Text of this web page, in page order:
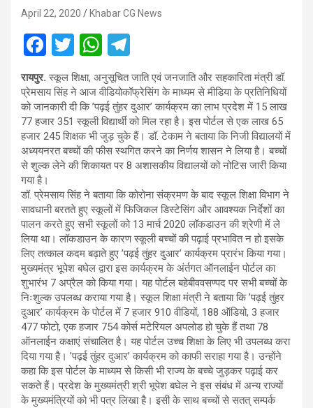
April 22, 2020 Khabar CG News
F
a
ce
b
o
o
k
T
wi
tt
er
W
h
at
s
A
p
el
e
gr
a
m
रायपुर. स्कूल शिक्षा, अनुसूचित जाति एवं जनजाति और सहकारिता मंत्री डॉ.
प्रेमसाय सिंह ने आज वीडियोकॉफ्रेसिंग के माध्यम से मीडिया के प्रतिनिधियों
को जानकारी दी कि ’पढ़ई तुंहर दुआर’ कार्यक्रम का लाभ प्रदेश में 15 लाख
77 हजार 351 स्कूली विद्यार्थी को मिल रहा है। इस पोर्टल से एक लाख 65
हजार 245 शिक्षक भी जुड़ चुके हैं। डॉ. टेकाम ने बताया कि निजी विद्यालयों में
अध्ययनरत बच्चों की फीस स्थगित करने का निर्णय शासन ने लिया है। बच्चों
से शुल्क लेने की शिकायत पर 8 अशासकीय विद्यालयों को नोटिस जारी किया
गया है।
डॉ. प्रेमसाय सिंह ने बताया कि कोरोना संक्रमण के बाद स्कूल शिक्षा विभाग ने
सावधानी बरतते हुए स्कूलों में फिजिकल डिस्टेसिंग और आवश्यक निर्देशों का
पालन करते हुए सभी स्कूलों को 13 मार्च 2020 लॉकडाउन की श्रेणी में ले
लिया था। लॉकडाउन के कारण स्कूली बच्चों की पढ़ाई प्रभावित न हो इसके
लिए तत्काल कदम बढ़ाते हुए ’पढ़ई तुंहर दुआर’ कार्यक्रम प्रारंभ किया गया।
मुख्यमंत्र भूपेश बघेल द्वारा इस कार्यक्रम के अंर्तगत ऑनलाईन पोर्टल का
शुभारंभ 7 अप्रैल को किया गया। यह पोर्टल बहेबीववसण्पद पर सभी बच्चों के
निःशुल्क उपलब्ध कराया गया है। स्कूल शिक्षा मंत्री ने बताया कि ’पढ़ई तुंहर
दुआर’ कार्यक्रम के पोर्टल में 7 हजार 910 वीडियों, 188 ऑडियो, 3 हजार
477 फोटो, एक हजार 754 कोर्स मटेरियल अपलोड हो चुके हैं तथा 78
ऑनलाईन कक्षाएं संचालित है। यह पोर्टल उच्च शिक्षा के लिए भी उपलब्ध करा
दिया गया है। ’पढ़ई तुंहर दुआर’ कार्यक्रम को काफी सराहा गया है। उन्होंने
कहा कि इस पोर्टल के माध्यम से किसी भी राज्य के बच्चे जुड़कर पढ़ाई कर
सकते हैं। प्रदेश के मुख्यमंत्री श्री भूपेश बघेल ने इस संबंध में अन्य राज्यों
के मुख्यमंत्रियों को भी पत्र लिखा है। इसी के साथ बच्चों से सतत् सम्पर्क